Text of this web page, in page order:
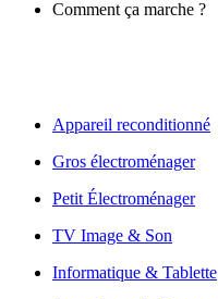
Comment ça marche ?
Appareil reconditionné
Gros électroménager
Petit Électroménager
TV Image & Son
Informatique & Tablette